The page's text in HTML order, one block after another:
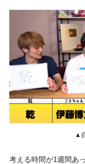
▲
考える時間が1週間あ